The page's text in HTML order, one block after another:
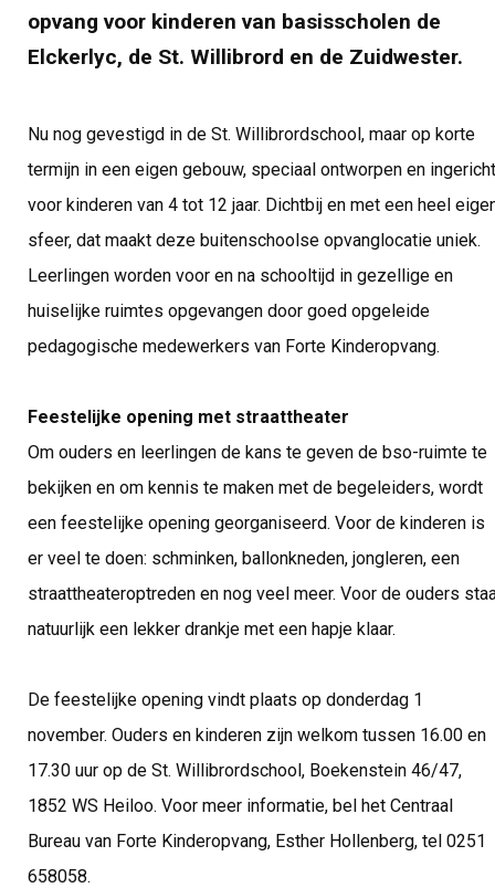
opvang voor kinderen van basisscholen de
Elckerlyc, de St. Willibrord en de Zuidwester.
Nu nog gevestigd in de St. Willibrordschool, maar op korte
termijn in een eigen gebouw, speciaal ontworpen en ingericht
voor kinderen van 4 tot 12 jaar. Dichtbij en met een heel
sfeer, dat maakt deze buitenschoolse opvanglocatie uniek.
Leerlingen worden voor en na schooltijd in gezellige en
huiselijke ruimtes opgevangen door goed opgeleide
pedagogische medewerkers van Forte Kinderopvang.
Feestelijke opening met straattheater
Om ouders en leerlingen de kans te geven de bso-ruimte te
bekijken en om kennis te maken met de begeleiders, wordt
een feestelijke opening georganiseerd. Voor de kinderen is
er veel te doen: schminken, ballonkneden, jongleren, een
straattheateroptreden en nog veel meer. Voor de ouders
natuurlijk een lekker drankje met een hapje klaar.
De feestelijke opening vindt plaats op donderdag 1
november. Ouders en kinderen zijn welkom tussen 16.00 en
17.30 uur op de St. Willibrordschool, Boekenstein 46/47,
1852 WS Heiloo. Voor meer informatie, bel het Centraal
Bureau van Forte Kinderopvang, Esther Hollenberg, tel 0251
658058.